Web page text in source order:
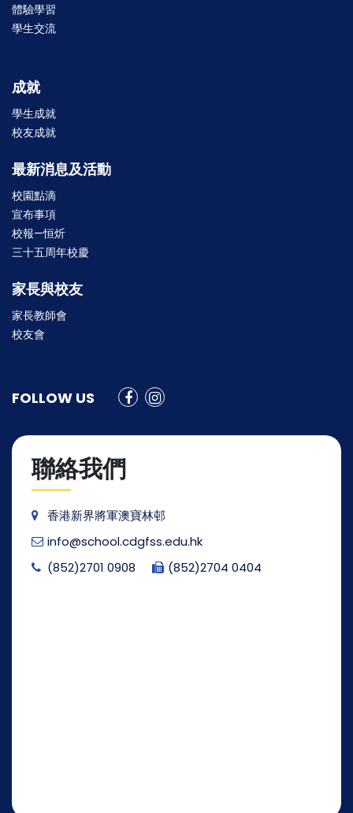
體驗學習
學生交流
成就
學生成就
校友成就
最新消息及活動
校園點滴
宣布事項
校報—恒炘
三十五周年校慶
家長與校友
家長教師會
校友會
FOLLOW US
聯絡我們
香港新界將軍澳寶林邨
info@school.cdgfss.edu.hk
(852)2701 0908
(852)2704 0404